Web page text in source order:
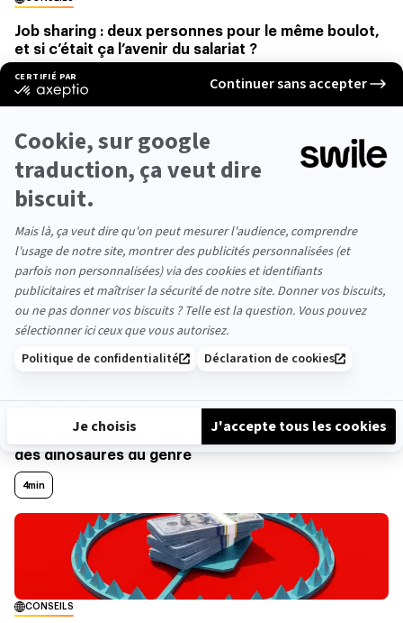
Job sharing : deux personnes pour le même boulot,
et si c’était ça l’avenir du salariat ?
4min
CULTURE TAF
Le travail non visible : tout ce que vous faites en
dehors du taf… et qui sert votre job
CULTURE TAF
En full télétravail depuis 2009, cette boîte est l’un
des dinosaures du genre
4min
CONSEILS